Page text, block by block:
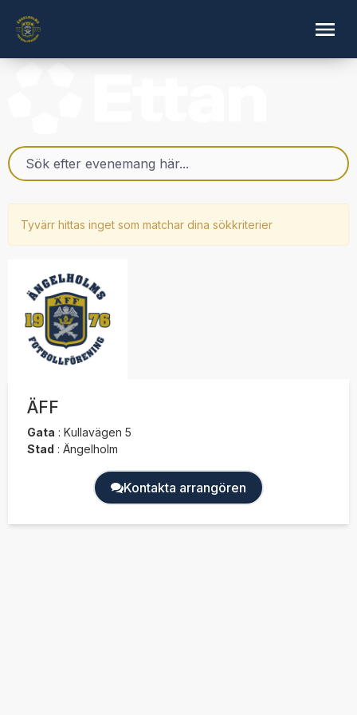
Tyvärr hittas inget som matchar dina sökkriterier
ÄFF
Gata : Kullavägen 5
Stad : Ängelholm
Kontakta arrangören